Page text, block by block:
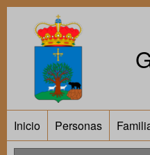
Inicio Personas